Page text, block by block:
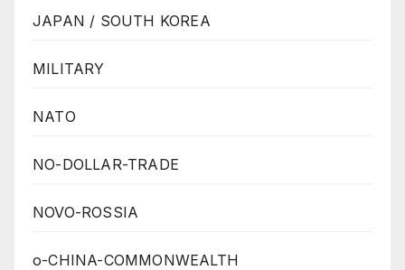
JAPAN / SOUTH KOREA
MILITARY
NATO
NO-DOLLAR-TRADE
NOVO-ROSSIA
o-CHINA-COMMONWEALTH